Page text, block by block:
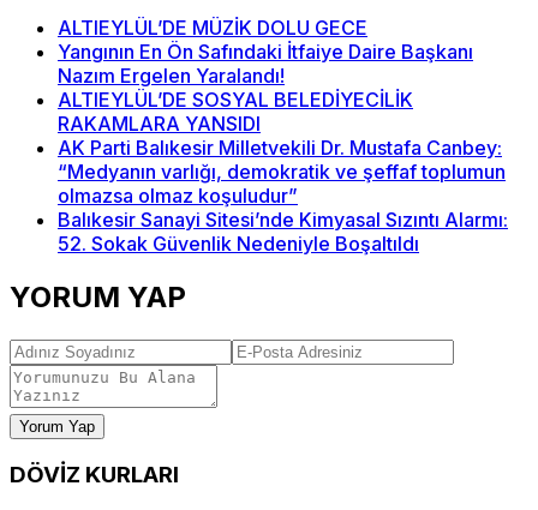
ALTIEYLÜL’DE MÜZİK DOLU GECE
Yangının En Ön Safındaki İtfaiye Daire Başkanı
Nazım Ergelen Yaralandı!
ALTIEYLÜL’DE SOSYAL BELEDİYECİLİK
RAKAMLARA YANSIDI
AK Parti Balıkesir Milletvekili Dr. Mustafa Canbey:
“Medyanın varlığı, demokratik ve şeffaf toplumun
olmazsa olmaz koşuludur”
Balıkesir Sanayi Sitesi’nde Kimyasal Sızıntı Alarmı:
52. Sokak Güvenlik Nedeniyle Boşaltıldı
YORUM YAP
Yorum Yap
DÖVİZ KURLARI